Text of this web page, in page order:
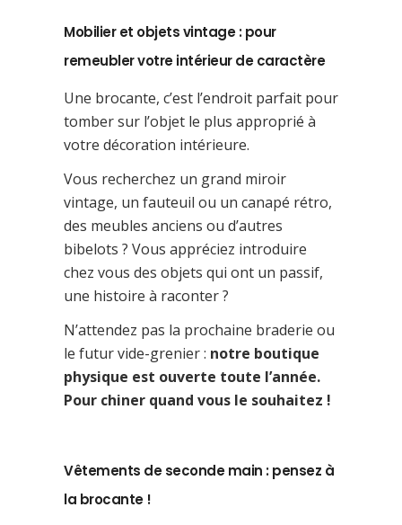
Mobilier et objets vintage : pour
remeubler votre intérieur de caractère
Une brocante, c’est l’endroit parfait pour
tomber sur l’objet le plus approprié à
votre décoration intérieure.
Vous recherchez un grand miroir
vintage, un fauteuil ou un canapé rétro,
des meubles anciens ou d’autres
bibelots ? Vous appréciez introduire
chez vous des objets qui ont un passif,
une histoire à raconter ?
N’attendez pas la prochaine braderie ou
le futur vide-grenier : notre boutique
physique est ouverte toute l’année.
Pour chiner quand vous le souhaitez !
Vêtements de seconde main : pensez à
la brocante !